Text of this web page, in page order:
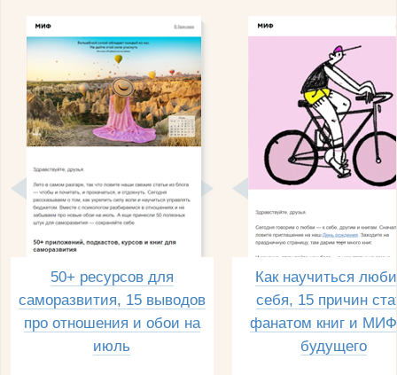
50+ ресурсов для
саморазвития, 15 выводов
про отношения и обои на
июль
Как научиться
себя, 15 причин
фанатом книг и
будущего